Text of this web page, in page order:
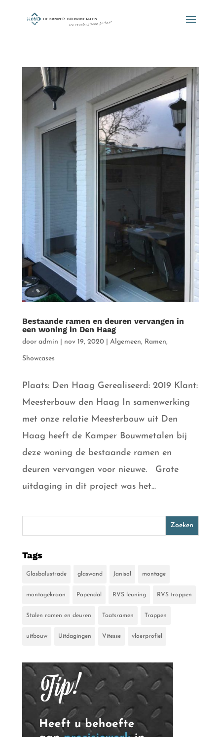
Bestaande ramen en deuren vervangen in
een woning in Den Haag
door admin nov 19, 2020| Algemeen, Ramen,
Showcases
Plaats: Den Haag Gerealiseerd: 2019 Klant:
Meesterbouw den Haag In samenwerking
met onze relatie Meesterbouw uit Den
Haag heeft de Kamper Bouwmetalen bij
deze woning de bestaande ramen en
deuren vervangen voor nieuwe. Grote
uitdaging in dit project was het...
Tags
Glasbalustrade glaswand Janisol montage
montagekraan Papendal RVS leuning RVS trappen
Stalen ramen en deuren Taatsramen Trappen
uitbouw Uitdagingen Vitesse vloerprofiel